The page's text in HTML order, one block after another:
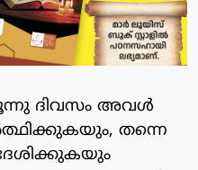
മൂന്നു ദിവസം അവള്‍
തന്നെ